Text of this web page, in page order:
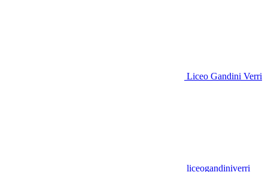
Liceo Gandini Verri
liceogandiniverri